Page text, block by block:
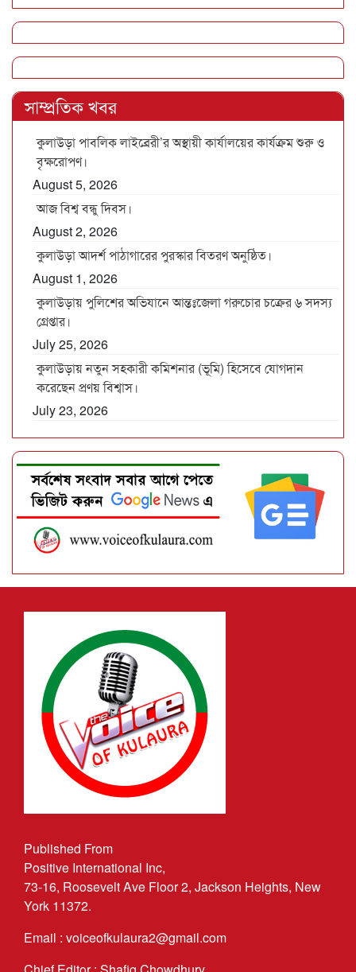
সাম্প্রতিক খবর
কুলাউড়া পাবলিক লাইব্রেরী’র অস্থায়ী কার্যালয়ের কার্যক্রম শুরু ও
বৃক্ষরোপণ।
August 5, 2026
আজ বিশ্ব বন্ধু দিবস।
August 2, 2026
কুলাউড়া আদর্শ পাঠাগারের পুরস্কার বিতরণ অনুষ্ঠিত।
August 1, 2026
কুলাউড়ায় পুলিশের অভিযানে আন্তঃজেলা গরুচোর চক্রের ৬ সদস্য
গ্রেপ্তার।
July 25, 2026
কুলাউড়ায় নতুন সহকারী কমিশনার (ভূমি) হিসেবে যোগদান
করেছেন প্রণয় বিশ্বাস।
July 23, 2026
Published From
Positive International Inc,
73-16, Roosevelt Ave Floor 2, Jackson Heights, New
York 11372.
Email : voiceofkulaura2@gmail.com